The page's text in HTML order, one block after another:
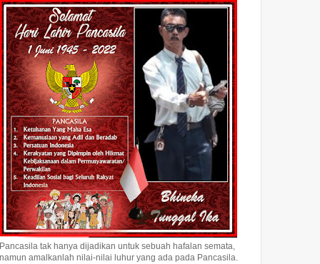
Kombes Pol Robert Da ...
Terungkap.Presiden
Prabowo...
Pancasila tak hanya dijadikan untuk sebuah hafalan semata,
namun amalkanlah nilai-nilai luhur yang ada pada Pancasila.